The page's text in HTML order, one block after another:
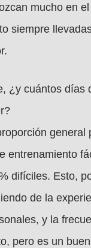
mucho en
siempre
¿y cuántos días
general
entrenamiento
difíciles. Esto,
de la
y la
pero es un